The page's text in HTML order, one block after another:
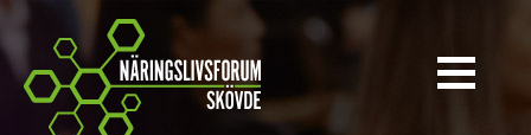
Näringslivsforum Skövde